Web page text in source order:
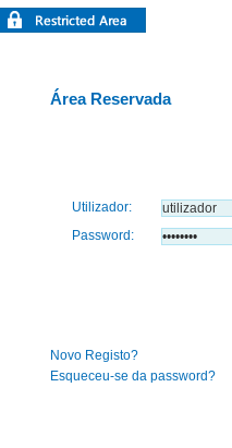
Área Reservada
Utilizador:
Password:
Novo Registo?
Esqueceu-se da password?